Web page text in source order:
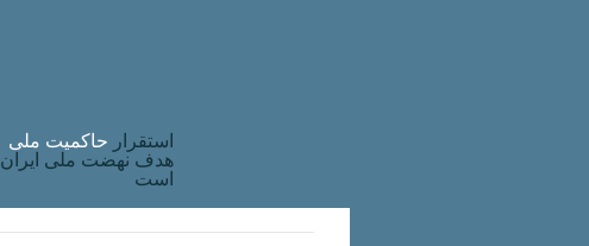
استقرار حاکميت ملی
هدف نهضت ملی ایران
است